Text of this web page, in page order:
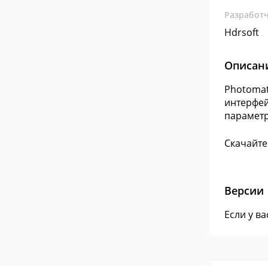
Hdrsoft
Версии
Если у